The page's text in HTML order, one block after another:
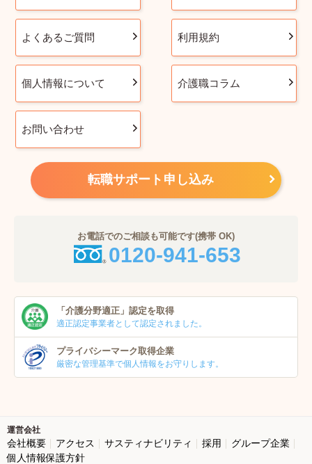
よくあるご質問 利用規約
個人情報について 介護職コラム
お問い合わせ
転職サポート申し込み
お電話でのご相談も可能です(携帯 OK)
0120-941-653
「介護分野適正」 認定を取得
適正認定事業者として認定されました。
プライバシーマーク取得企業
厳密な管理基準で個人情報をお守りします。
運営会社
会社概要 アクセス サスティナビリティ 採用
グループ企業
個人情報保護方針